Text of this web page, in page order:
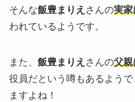
そんな飯豊まりえ さんの実
われているようです。
また、 飯豊まりえ さんの父
役員だという噂もあるよう
ますよね！